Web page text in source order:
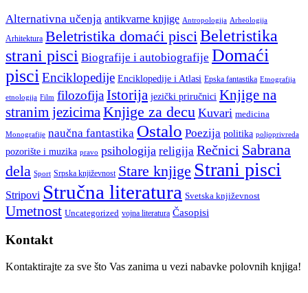
Alternativna učenja antikvarne knjige Antropologija Arheologija
Arhitektura Beletristika domaći pisciBeletristika
strani pisci Biografije i autobiografije Domaći
pisciEnciklopedije Enciklopedije i Atlasi Epska fantastika Etnografija
etnologija Film filozofijaIstorija jezički priručnici Knjige na
stranim jezicimaKnjige za decu Kuvari medicina
Monografije naučna fantastika Ostalo Poezija politika poljoprivreda
pozorište i muzika pravo psihologija religija Rečnici Sabrana
dela Sport Srpska književnost Stare knjige Strani pisci
Stripovi Stručna literatura Svetska književnost
Umetnost Uncategorized vojna literatura Časopisi
Kontakt
Kontaktirajte za sve što Vas zanima u vezi nabavke polovnih knjiga!